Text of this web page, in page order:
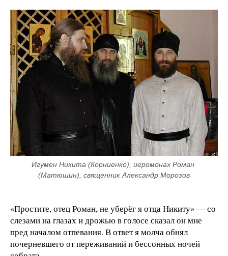
Игумен Никита (Корниенко), иеромонах Роман
(Матюшин), священник Александр Морозов
«Простите, отец Роман, не уберёг я отца Никиту» — со
слезами на глазах и дрожью в голосе сказал он мне
пред началом отпевания. В ответ я молча обнял
почерневшего от переживаний и бессонных ночей